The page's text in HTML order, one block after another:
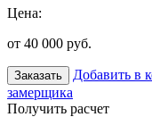
Цена:
от 40 000 руб.
Заказать Добавить в
замерщика
Получить расчет